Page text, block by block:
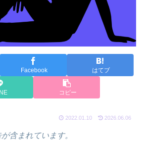
Facebook はてブ
コピー
2022.01.10 2026.06.06
含まれています。